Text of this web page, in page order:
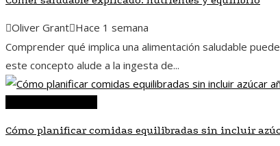
Oliver Grant Hace 1 semana
Comprender qué implica una alimentación saludable
este concepto alude a la ingesta de...
Cómo planificar comidas equilibradas sin incluir